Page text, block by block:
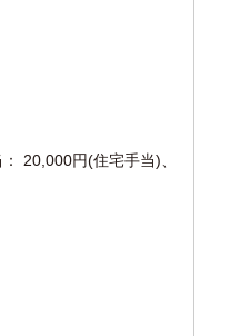
20,000円(住宅手当)、